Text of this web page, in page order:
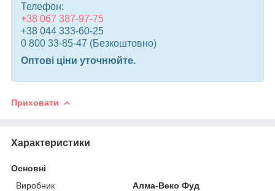
Телефон:
+38 067 387-97-75
+38 044 333-60-25
0 800 33-85-47 (Безкоштовно)
Оптові ціни уточнюйте.
Приховати
Характеристики
Основні
Виробник
Алма-Веко Фуд